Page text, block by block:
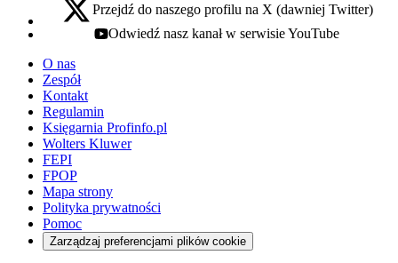
x - otwiera się w nowej karcie
Przejdź do naszego profilu na X (dawniej Twitter)
youtube - otwiera się w nowej karcie
Odwiedź nasz kanał w serwisie YouTube
O nas
Zespół
Kontakt
Regulamin
Księgarnia Profinfo.pl
Wolters Kluwer
FEPI
FPOP
Mapa strony
Polityka prywatności
Pomoc
Zarządzaj preferencjami plików cookie